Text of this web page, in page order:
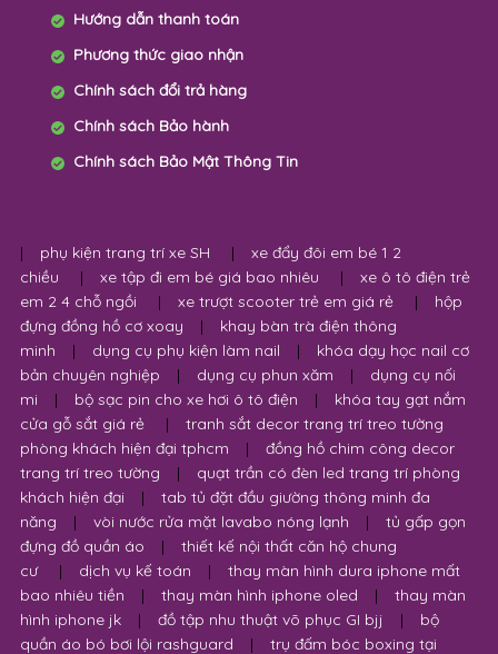
Hướng dẫn thanh toán
Phương thức giao nhận
Chính sách đổi trả hàng
Chính sách Bảo hành
Chính sách Bảo Mật Thông Tin
| phụ kiện trang trí xe SH |
xe đẩy đôi em bé 1 2
chiều
| xe tập đi em bé giá bao nhiêu |
xe ô tô điện trẻ
em 2 4 chỗ ngồi
| xe trượt scooter trẻ em giá rẻ |
hộp
đựng đồng hồ cơ xoay
|
khay bàn trà điện thông
minh
| dụng cụ phụ kiện làm nail |
khóa dạy học nail cơ
bản chuyên nghiệp
| dụng cụ phun xăm |
dụng cụ nối
mi
| bộ sạc pin cho xe hơi ô tô điện |
khóa tay gạt nắm
cửa gỗ sắt giá rẻ
|
tranh sắt decor trang trí treo tường
phòng khách hiện đại tphcm
|
đồng hồ chim công decor
trang trí treo tường
|
quạt trần có đèn led trang trí phòng
khách hiện đại
|
tab tủ đặt đầu giường thông minh đa
năng
| vòi nước rửa mặt lavabo nóng lạnh |
tủ gấp gọn
đựng đồ quần áo
|
thiết kế nội thất căn hộ chung
cư
| dịch vụ kế toán |
thay màn hình dura iphone mất
bao nhiêu tiền
| thay màn hình iphone oled |
thay màn
hình iphone jk
| đồ tập nhu thuật võ phục GI bjj |
bộ
quần áo bó bơi lội rashguard
| trụ đấm bóc boxing tại